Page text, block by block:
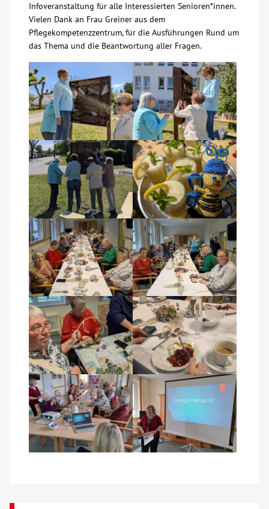
Infoveranstaltung für alle Interessierten Senioren*innen.
Vielen Dank an Frau Greiner aus dem
Pflegekompetenzzentrum, für die Ausführungen Rund um
das Thema und die Beantwortung aller Fragen.